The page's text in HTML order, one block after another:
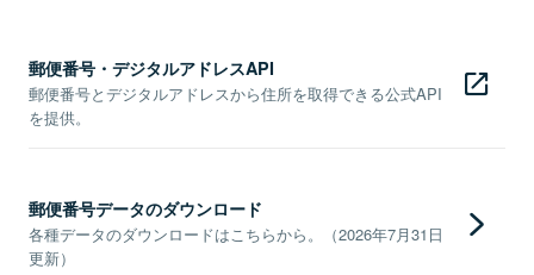
郵便番号・デジタルアドレスAPI
郵便番号とデジタルアドレスから住所を取得できる公式API
を提供。
郵便番号データのダウンロード
各種データのダウンロードはこちらから。（2026年7月31日
更新）